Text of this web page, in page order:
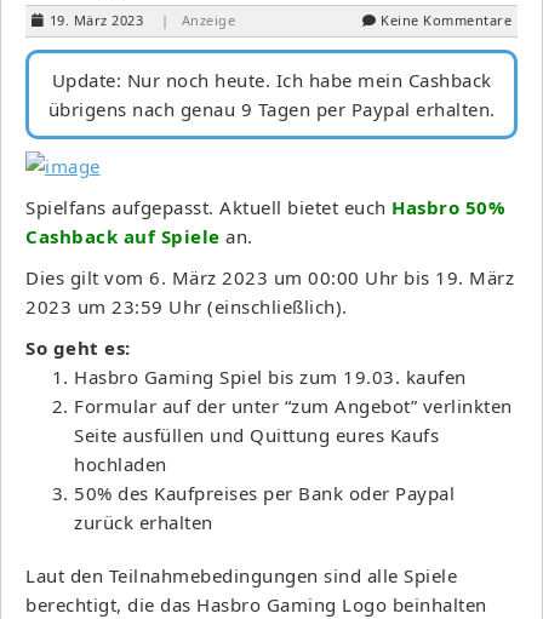
19. März 2023 | Anzeige Keine Kommentare
Update: Nur noch heute. Ich habe mein Cashback
übrigens nach genau 9 Tagen per Paypal erhalten.
Spielfans aufgepasst. Aktuell bietet euch Hasbro 50%
Cashback auf Spiele an.
Dies gilt vom 6. März 2023 um 00:00 Uhr bis 19. März
2023 um 23:59 Uhr (einschließlich).
So geht es:
Hasbro Gaming Spiel bis zum 19.03. kaufen
Formular auf der unter “zum Angebot” verlinkten
Seite ausfüllen und Quittung eures Kaufs
hochladen
50% des Kaufpreises per Bank oder Paypal
zurück erhalten
Laut den Teilnahmebedingungen sind alle Spiele
berechtigt, die das Hasbro Gaming Logo beinhalten